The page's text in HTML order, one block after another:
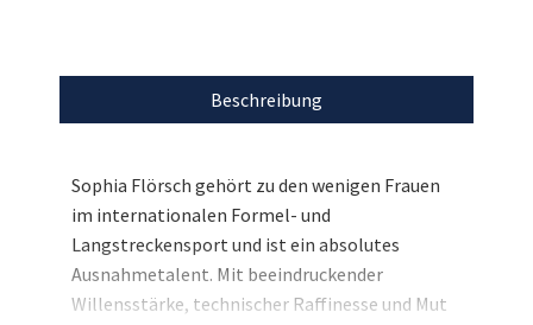
Beschreibung
Sophia Flörsch gehört zu den wenigen Frauen
im internationalen Formel- und
Langstreckensport und ist ein absolutes
Ausnahmetalent. Mit beeindruckender
Willensstärke, technischer Raffinesse und Mut